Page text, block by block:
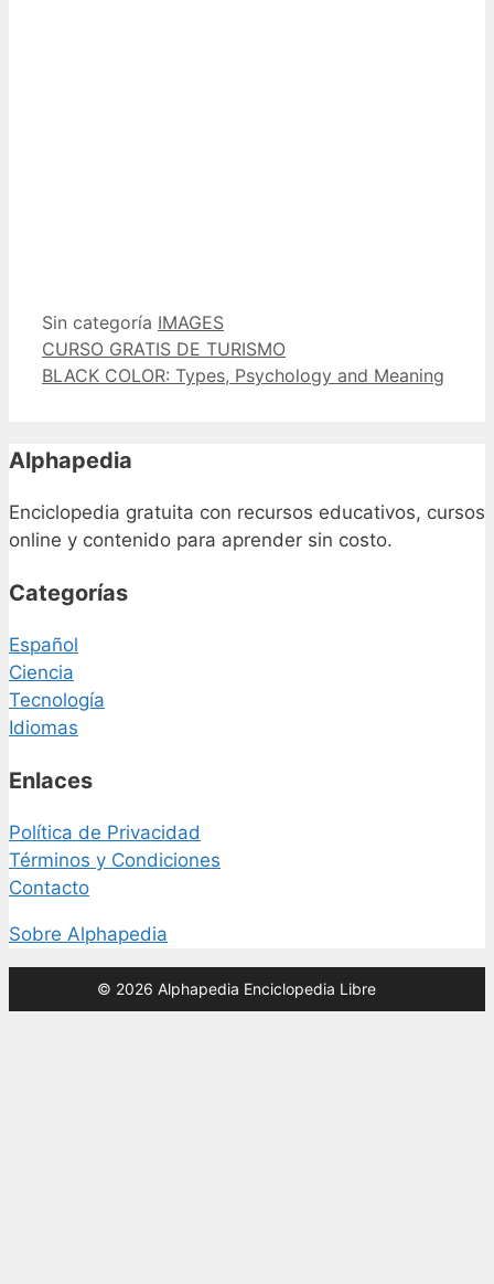
Categorías
Sin categoría Etiquetas
IMAGES
CURSO GRATIS DE TURISMO
BLACK COLOR: Types, Psychology and Meaning
Alphapedia
Enciclopedia gratuita con recursos educativos, cursos
online y contenido para aprender sin costo.
Categorías
Español
Ciencia
Tecnología
Idiomas
Enlaces
Política de Privacidad
Términos y Condiciones
Contacto
Sobre Alphapedia